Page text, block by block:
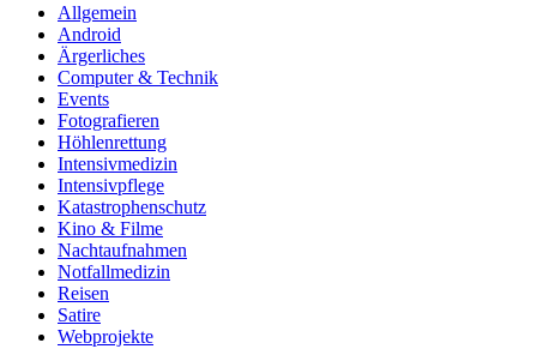
Allgemein
Android
Ärgerliches
Computer & Technik
Events
Fotografieren
Höhlenrettung
Intensivmedizin
Intensivpflege
Katastrophenschutz
Kino & Filme
Nachtaufnahmen
Notfallmedizin
Reisen
Satire
Webprojekte